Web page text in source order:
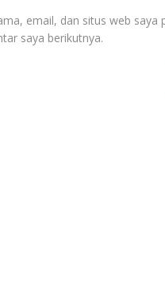
email, dan situs web saya
saya berikutnya.